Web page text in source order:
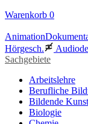
Warenkorb 0
Animation
Hörgesch.
Sachgebiete
Arbeitslehre
Berufliche
Bildende Kunst
Biologie